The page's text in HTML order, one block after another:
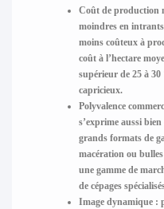
Coût de production
moindres en
moins coûteux à
coût à l’hectare
supérieur de 25 à 30
capricieux.
Polyvalence
s’exprime aussi
grands formats de
macération ou
une gamme de
de cépages
Image dynamique: